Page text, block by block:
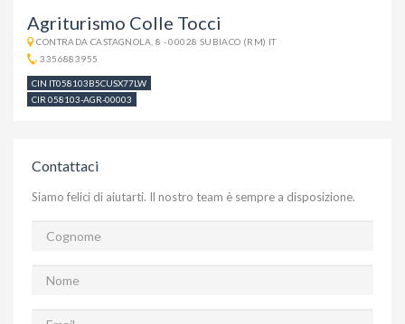
Agriturismo Colle Tocci
CONTRADA CASTAGNOLA, 8 - 00028 SUBIACO (RM) IT
3356883955
CIN IT058103B5CUSX77LW
CIR 058103-AGR-00003
Contattaci
Siamo felici di aiutarti. Il nostro team è sempre a disposizione.